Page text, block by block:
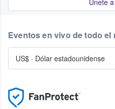
Únete
Eventos en vivo de todo el
US$ · Dólar estadounidense